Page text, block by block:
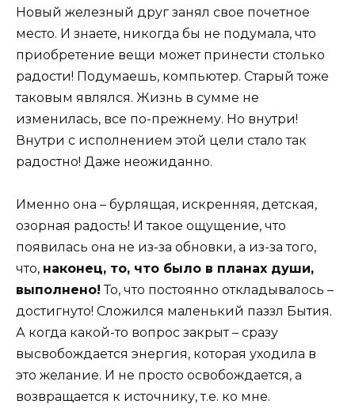
Новый железный друг занял свое почетное
место. И знаете, никогда бы не подумала, что
приобретение вещи может принести столько
радости! Подумаешь, компьютер. Старый тоже
таковым являлся. Жизнь в сумме не
изменилась, все по-прежнему. Но внутри!
Внутри с исполнением этой цели стало так
радостно! Даже неожиданно.
Именно она – бурлящая, искренняя, детская,
озорная радость! И такое ощущение, что
появилась она не из-за обновки, а из-за того,
что, наконец, то, что было в планах души,
выполнено! То, что постоянно откладывалось –
достигнуто! Сложился маленький паззл Бытия.
А когда какой-то вопрос закрыт – сразу
высвобождается энергия, которая уходила в
это желание. И не просто освобождается, а
возвращается к источнику, т.е. ко мне.